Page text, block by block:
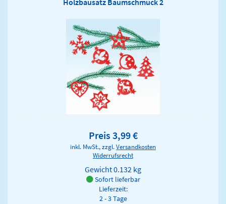
Holzbausatz Baumschmuck 2
Preis 3,99 €
inkl. MwSt., zzgl.Versandkosten
Widerrufsrecht
Gewicht0.132 kg
Sofort lieferbar
Lieferzeit:
2 - 3 Tage